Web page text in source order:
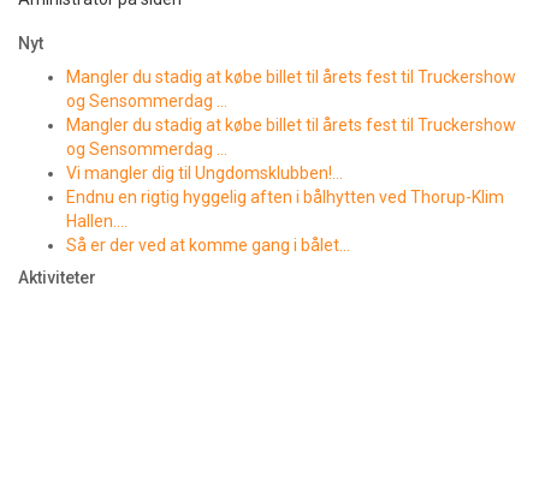
Nyt
Mangler du stadig at købe billet til årets fest til Truckershow
og Sensommerdag …
Mangler du stadig at købe billet til årets fest til Truckershow
og Sensommerdag …
Vi mangler dig til Ungdomsklubben!…
Endnu en rigtig hyggelig aften i bålhytten ved Thorup-Klim
Hallen….
Så er der ved at komme gang i bålet…
Aktiviteter